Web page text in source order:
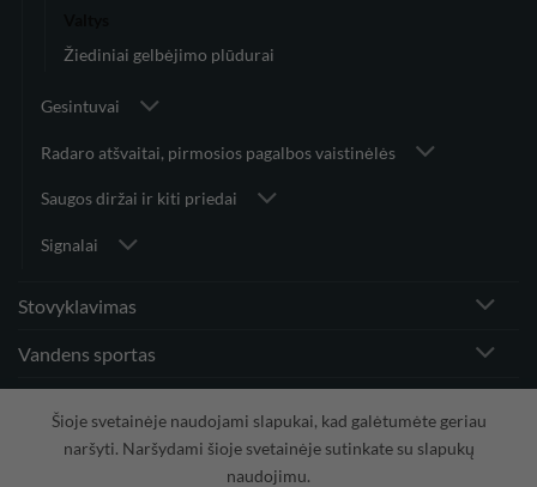
Žiediniai gelbėjimo plūdurai
Gesintuvai
Radaro atšvaitai, pirmosios pagalbos vaistinėlės
Saugos diržai ir kiti priedai
Signalai
Stovyklavimas
Vandens sportas
Šioje svetainėje naudojami slapukai, kad galėtumėte geriau
naršyti. Naršydami šioje svetainėje sutinkate su slapukų
naudojimu.